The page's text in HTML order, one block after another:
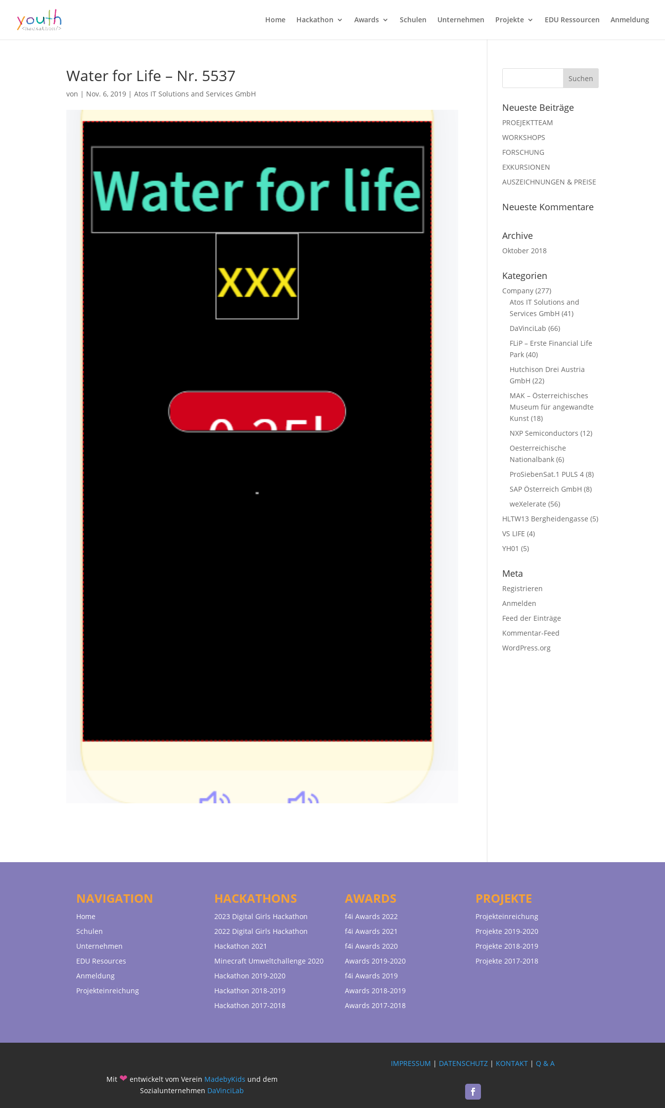
Home Hackathon Awards Schulen Unternehmen Projekte EDU Ressourcen Anmeldung
Water for Life – Nr. 5537
von | Nov. 6, 2019 |Atos IT Solutions and Services GmbH
Neueste Beiträge
PROEJEKTTEAM
WORKSHOPS
FORSCHUNG
EXKURSIONEN
AUSZEICHNUNGEN & PREISE
Neueste Kommentare
Archive
Oktober 2018
Kategorien
Company (277)
Atos IT Solutions and
Services GmbH (41)
DaVinciLab (66)
FLiP – Erste Financial Life
Park (40)
Hutchison Drei Austria
GmbH (22)
MAK – Österreichisches
Museum für angewandte
Kunst (18)
NXP Semiconductors (12)
Oesterreichische
Nationalbank (6)
ProSiebenSat.1 PULS 4 (8)
SAP Österreich GmbH (8)
weXelerate (56)
HLTW13 Bergheidengasse (5)
VS LIFE (4)
YH01 (5)
Meta
Registrieren
Anmelden
Feed der Einträge
Kommentar-Feed
WordPress.org
NAVIGATION
Home
Schulen
Unternehmen
EDU Resources
Anmeldung
Projekteinreichung
HACKATHONS
2023 Digital Girls Hackathon
2022 Digital Girls Hackathon
Hackathon 2021
Minecraft Umweltchallenge 2020
Hackathon 2019-2020
Hackathon 2018-2019
Hackathon 2017-2018
AWARDS
f4i Awards 2022
f4i Awards 2021
f4i Awards 2020
Awards 2019-2020
f4i Awards 2019
Awards 2018-2019
Awards 2017-2018
PROJEKTE
Projekteinreichung
Projekte 2019-2020
Projekte 2018-2019
Projekte 2017-2018
Mit ❤ entwickelt vom Verein MadebyKids und dem
Sozialunternehmen DaVinciLab
IMPRESSUM | DATENSCHUTZ | KONTAKT | Q & A